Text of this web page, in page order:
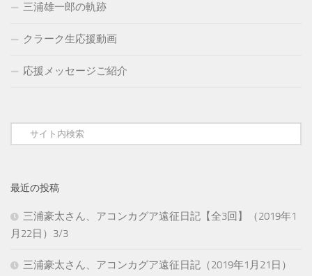
三浦雄一郎の軌跡
クラーク生応援動画
応援メッセージご紹介
最近の投稿
三浦豪太さん、アコンカグア遠征日記【全3回】（2019年1
月22日）3/3
三浦豪太さん、アコンカグア遠征日記（2019年1月21日）